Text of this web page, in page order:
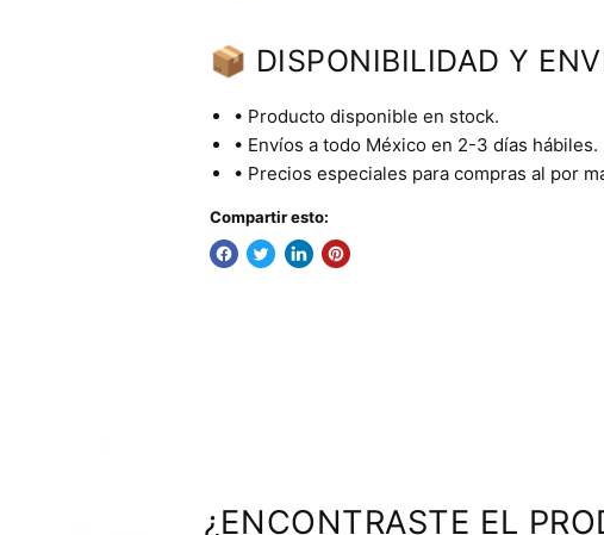
📦 DISPONIBILIDAD Y
• Producto disponible en stock.
• Envíos a todo México en 2-3 días hábiles.
• Precios especiales para compras al por
Compartir esto:
¿ENCONTRASTE EL